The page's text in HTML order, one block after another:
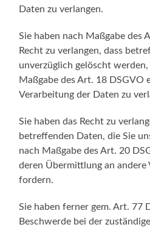
Daten zu verlangen.
Sie haben nach Maßgabe des
Recht zu verlangen, dass
unverzüglich gelöscht
Maßgabe des Art. 18 DSGVO
Verarbeitung der Daten zu
Sie haben das Recht zu
betreffenden Daten, die Sie
nach Maßgabe des Art. 20
deren Übermittlung an
fordern.
Sie haben ferner gem. Art. 77
Beschwerde bei der